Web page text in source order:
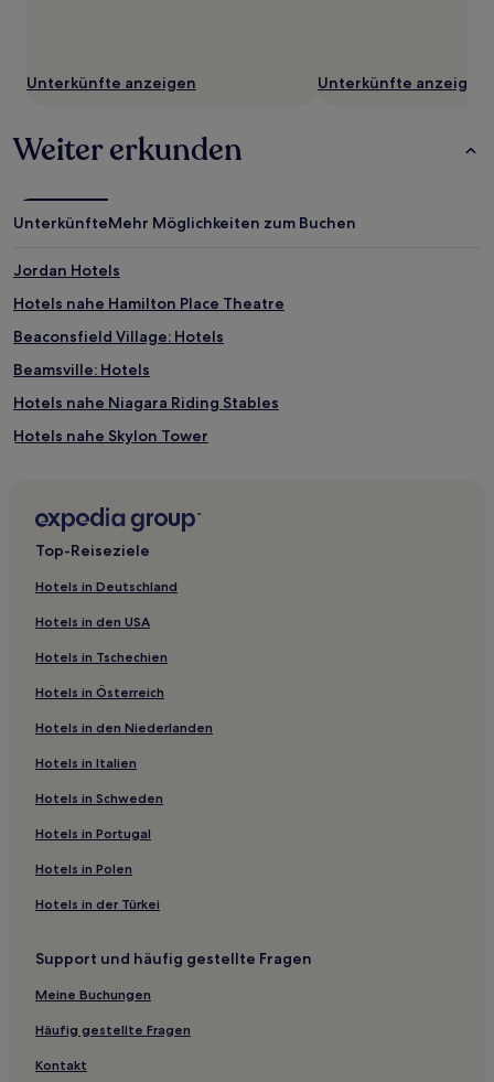
Unterkünfte anzeigen Unterkünfte anzeigen
Weiter erkunden
UnterkünfteMehr Möglichkeiten zum Buchen
Jordan Hotels
Hotels nahe Hamilton Place Theatre
Beaconsfield Village: Hotels
Beamsville: Hotels
Hotels nahe Niagara Riding Stables
Hotels nahe Skylon Tower
Hotels nahe Lakeside Park Carousel
Regent Park: Hotels
Fallsview: Hotels
Hotels nahe Clifton Hill
Hotels nahe Haltestelle Manitoba Dr at Strachan Ave West
Hotels nahe Ripley's Believe It or Not
Hotels nahe Whirlpool Aero Car
Hotels nahe Niagara Falls Convention Centre
Port Dalhousie: Hotels
Top-Reiseziele
Hotels in Deutschland
Hotels in den USA
Hotels in Tschechien
Hotels in Österreich
Hotels in den Niederlanden
Hotels in Italien
Hotels in Schweden
Hotels in Portugal
Hotels in Polen
Hotels in der Türkei
Support und häufig gestellte Fragen
Meine Buchungen
Häufig gestellte Fragen
Kontakt